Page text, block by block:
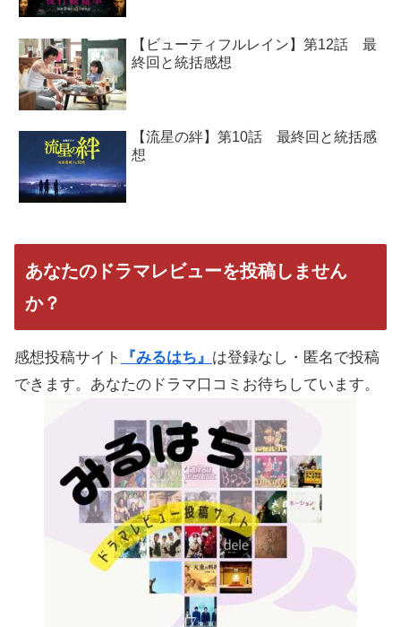
【ビューティフルレイン】第12話 最
終回と統括感想
【流星の絆】第10話 最終回と統括感
想
あなたのドラマレビューを投稿しません
か？
感想投稿サイト 『みるはち』 は登録なし・匿名で投稿
できます。あなたのドラマ口コミお待ちしています。